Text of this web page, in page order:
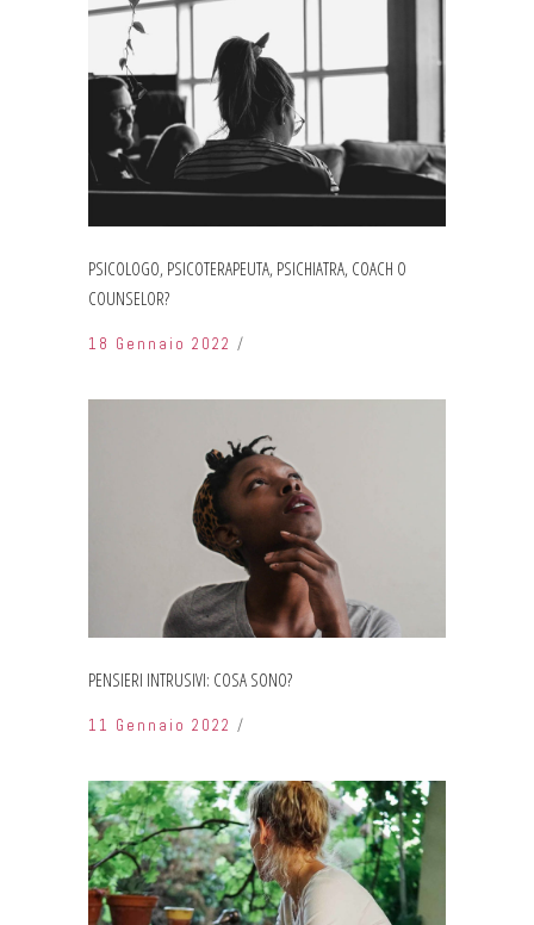
PSICOLOGO, PSICOTERAPEUTA, PSICHIATRA, COACH O
COUNSELOR?
18 Gennaio 2022
PENSIERI INTRUSIVI: COSA SONO?
11 Gennaio 2022